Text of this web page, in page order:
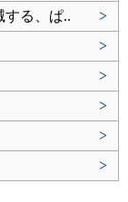
する、ぱ..
>
>
>
>
>
>